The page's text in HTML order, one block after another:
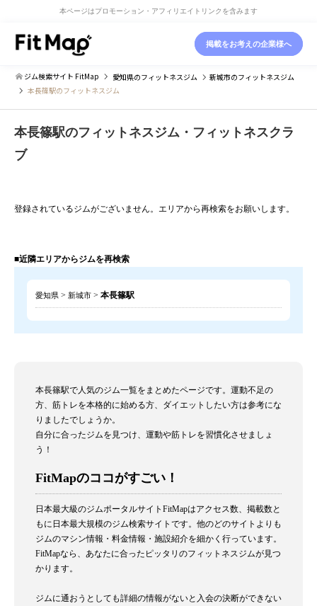
本ページはプロモーション・アフィリエイトリンクを含みます
掲載をお考えの企業様へ
ジム検索サイト FitMap 愛知県のフィットネスジム 新城市のフィットネスジム
本長篠駅のフィットネスジム
本長篠駅のフィットネスジム・フィットネスクラ
ブ
登録されているジムがございません。エリアから再検索をお願いします。
■近隣エリアからジムを再検索
愛知県 > 新城市 > 本長篠駅
本長篠駅で人気のジム一覧をまとめたページです。運動不足の
方、筋トレを本格的に始める方、ダイエットしたい方は参考にな
りましたでしょうか。
自分に合ったジムを見つけ、運動や筋トレを習慣化させましょ
う！
FitMapのココがすごい！
日本最大級のジムポータルサイトFitMapはアクセス数、掲載数と
もに日本最大規模のジム検索サイトです。他のどのサイトよりも
ジムのマシン情報・料金情報・施設紹介を細かく行っています。
FitMapなら、あなたに合ったピッタリのフィットネスジムが見つ
かります。
ジムに通おうとしても詳細の情報がないと入会の決断ができない